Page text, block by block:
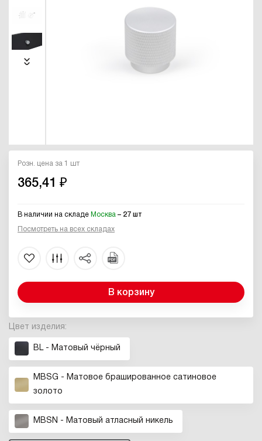
Цвет изделия:
BL - Матовый чёрный
MBSG - Матовое брашированное сатиновое
золото
MBSN - Матовый атласный никель
Розн. цена за 1 шт
365,41 ₽
В наличии на складе Москва – 27 шт
Посмотреть на всех складах
В корзину